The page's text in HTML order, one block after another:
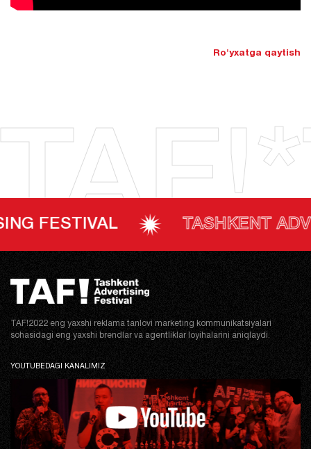
Ro'yxatga qaytish
TASHKENT
TAF!2022 eng yaxshi reklama tanlovi marketing kommunikatsiyalari
sohasidagi eng yaxshi brendlar va agentliklar loyihalarini aniqlaydi.
YOUTUBEDAGI KANALIMIZ